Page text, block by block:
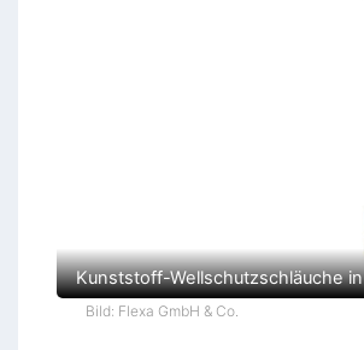
Kunststoff-Wellschutzschläuche
Bild: Flexa GmbH & Co.